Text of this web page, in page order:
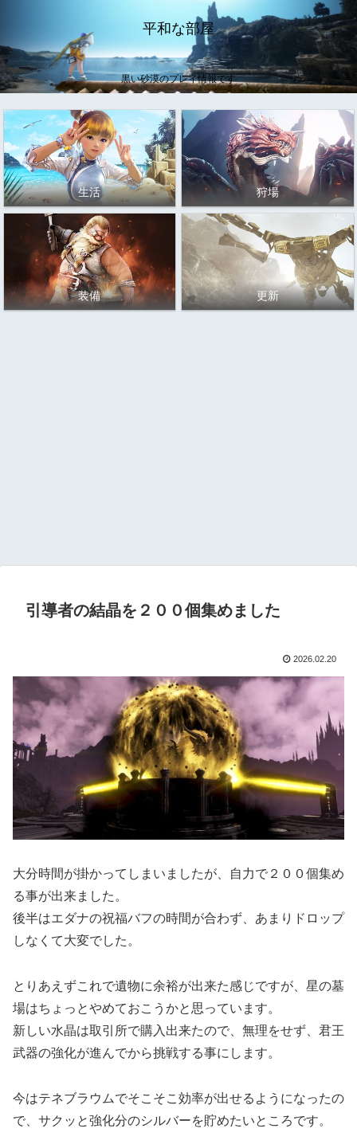
平和な部屋
黒い砂漠のプレイ情報です
生活 狩場
装備 更新
引導者の結晶を２００個集めました
2026.02.20
大分時間が掛かってしまいましたが、自力で２００個集め
る事が出来ました。
後半はエダナの祝福バフの時間が合わず、あまりドロップ
しなくて大変でした。
とりあえずこれで遺物に余裕が出来た感じですが、星の墓
場はちょっとやめておこうかと思っています。
新しい水晶は取引所で購入出来たので、無理をせず、君王
武器の強化が進んでから挑戦する事にします。
今はテネブラウムでそこそこ効率が出せるようになったの
で、サクッと強化分のシルバーを貯めたいところです。